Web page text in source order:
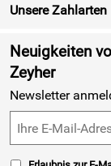
Newsletter
Lieferbedingungen
Kundenlogin
Unsere Zahlarten
Neuigkeiten
Zeyher
Newsletter